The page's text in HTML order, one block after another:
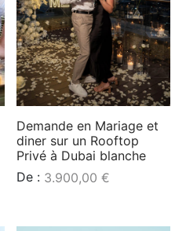
Demande en Mariage et
diner sur un Rooftop
Privé à Dubai blanche
De : 3.900,00 €